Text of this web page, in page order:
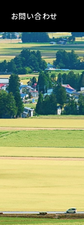
お問い合わせ